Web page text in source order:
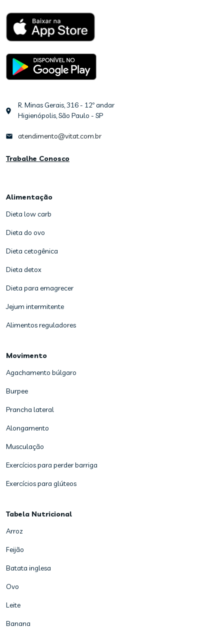
R. Minas Gerais, 316 - 12º andar
Higienópolis, São Paulo - SP
atendimento@vitat.com.br
Trabalhe Conosco
Alimentação
Dieta low carb
Dieta do ovo
Dieta cetogênica
Dieta detox
Dieta para emagrecer
Jejum intermitente
Alimentos reguladores
Movimento
Agachamento búlgaro
Burpee
Prancha lateral
Alongamento
Musculação
Exercícios para perder barriga
Exercícios para glúteos
Tabela Nutricional
Arroz
Feijão
Batata inglesa
Ovo
Leite
Banana